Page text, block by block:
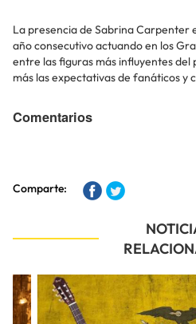
La presencia de Sabrina Carpenter
año consecutivo actuando en los
entre las figuras más influyentes del
más las expectativas de fanáticos y
Comentarios
Comparte: